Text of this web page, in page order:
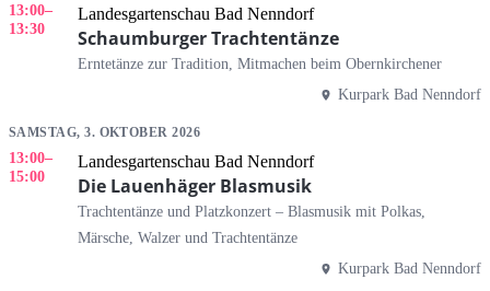
13:00–
13:30
Landesgartenschau Bad Nenndorf
Schaumburger Trachtentänze
Erntetänze zur Tradition, Mitmachen beim Obernkirchener
Kurpark Bad Nenndorf
SAMSTAG, 3. OKTOBER 2026
13:00–
15:00
Landesgartenschau Bad Nenndorf
Die Lauenhäger Blasmusik
Trachtentänze und Platzkonzert – Blasmusik mit Polkas,
Märsche, Walzer und Trachtentänze
Kurpark Bad Nenndorf